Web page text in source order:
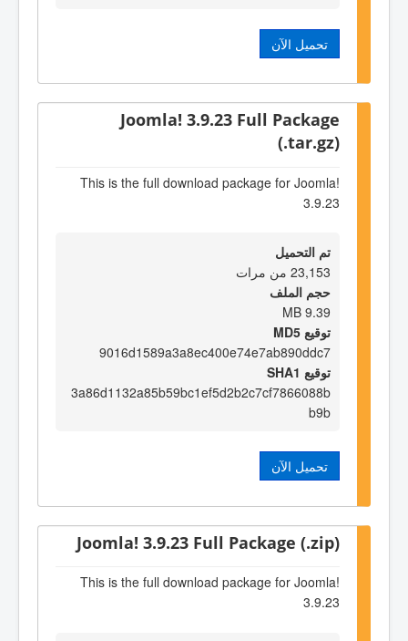
تحميل الآن
Joomla! 3.9.23 Full Package
(.tar.gz)
This is the full download package for Joomla!
3.9.23
تم التحميل
23,153 من مرات
حجم الملف
9.39 MB
توقيع MD5
9016d1589a3a8ec400e74e7ab890ddc7
توقيع SHA1
3a86d1132a85b59bc1ef5d2b2c7cf7866088b
b9b
تحميل الآن
Joomla! 3.9.23 Full Package (.zip)
This is the full download package for Joomla!
3.9.23